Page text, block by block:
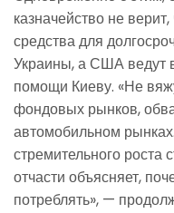
казначейство не
средства для
Украины, а США ведут
помощи Киеву. «Не
фондовых рынков,
автомобильном
стремительного роста
отчасти объясняет,
потреблять», —